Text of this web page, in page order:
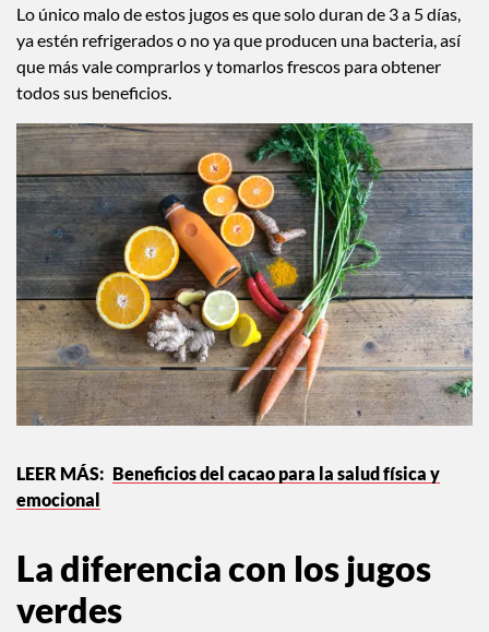
Lo único malo de estos jugos es que solo duran de 3 a 5 días,
ya estén refrigerados o no ya que producen una bacteria, así
que más vale comprarlos y tomarlos frescos para obtener
todos sus beneficios.
Beneficios del cacao para la salud física y
emocional
La diferencia con los jugos
verdes